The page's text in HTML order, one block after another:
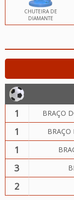
CHUTEIRA DE
DIAMANTE
1 BRAÇO
1
1
3
2